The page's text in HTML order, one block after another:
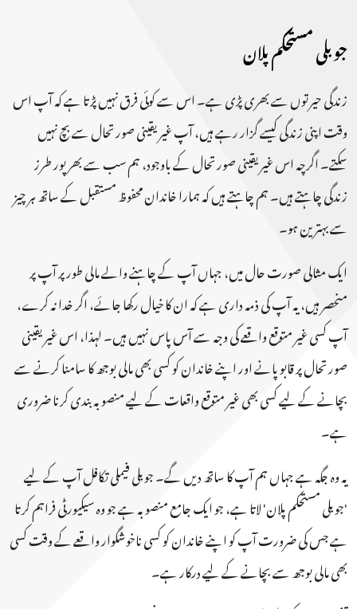
جوبلی مستحکم پلان
زندگی حیرتوں سے بھری پڑی ہے۔ اس سے کوئی فرق نہیں پڑتا ہے کہ آپ اس
وقت اپنی زندگی کیسے گزار رہے ہیں، آپ غیر یقینی صورتحال سے بچ نہیں
سکتے۔ اگرچہ اس غیر یقینی صورتحال کے باوجود، ہم سب سے بھرپور طرز
زندگی چاہتے ہیں۔ ہم چاہتے ہیں کہ ہمارا خاندان محفوظ مستقبل کے ساتھ ہر چیز
سے بہترین ہو۔
ایک مثالی صورت حال میں، جہاں آپ کے چاہنے والے مالی طور پر آپ پر
منحصر ہیں، یہ آپ کی ذمہ داری ہے کہ ان کا خیال رکھا جائے، اگر خدا نہ کرے،
آپ کسی غیر متوقع واقعے کی وجہ سے آس پاس نہیں ہیں۔ لہذا، اس غیر یقینی
صورتحال پر قابو پانے اور اپنے خاندان کو کسی بھی مالی بوجھ کا سامنا کرنے سے
بچانے کے لیے کسی بھی غیر متوقع واقعات کے لیے منصوبہ بندی کرنا ضروری
ہے۔
یہ وہ جگہ ہے جہاں ہم آپ کا ساتھ دیں گے۔ جوبلی فیملی تکافل آپ کے لیے
'جوبلی مستحکم پلان' لاتا ہے، جو ایک جامع منصوبہ ہے جو وہ سیکیورٹی فراہم کرتا
ہے جس کی ضرورت آپ کو اپنے خاندان کو کسی ناخوشگوار واقعے کے وقت کسی
بھی مالی بوجھ سے بچانے کے لیے درکار ہے۔